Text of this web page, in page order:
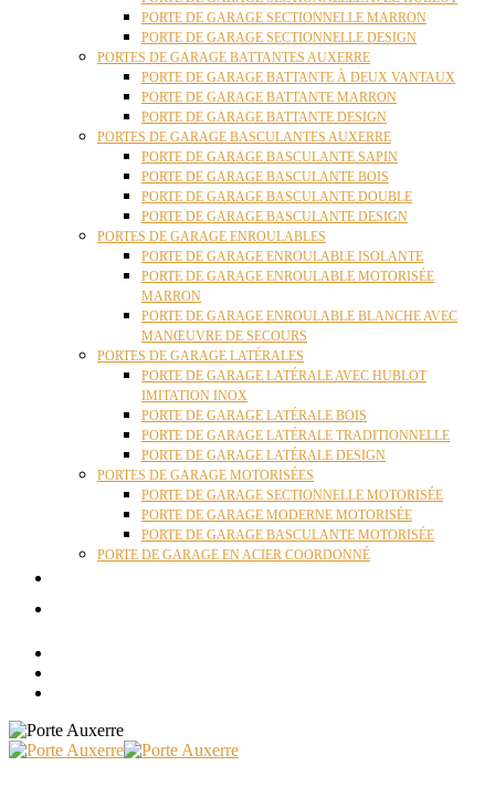
PORTE DE GARAGE SECTIONNELLE MARRON
PORTE DE GARAGE SECTIONNELLE DESIGN
PORTES DE GARAGE BATTANTES AUXERRE
PORTE DE GARAGE BATTANTE À DEUX VANTAUX
PORTE DE GARAGE BATTANTE MARRON
PORTE DE GARAGE BATTANTE DESIGN
PORTES DE GARAGE BASCULANTES AUXERRE
PORTE DE GARAGE BASCULANTE SAPIN
PORTE DE GARAGE BASCULANTE BOIS
PORTE DE GARAGE BASCULANTE DOUBLE
PORTE DE GARAGE BASCULANTE DESIGN
PORTES DE GARAGE ENROULABLES
PORTE DE GARAGE ENROULABLE ISOLANTE
PORTE DE GARAGE ENROULABLE MOTORISÉE
MARRON
PORTE DE GARAGE ENROULABLE BLANCHE AVEC
MANŒUVRE DE SECOURS
PORTES DE GARAGE LATÉRALES
PORTE DE GARAGE LATÉRALE AVEC HUBLOT
IMITATION INOX
PORTE DE GARAGE LATÉRALE BOIS
PORTE DE GARAGE LATÉRALE TRADITIONNELLE
PORTE DE GARAGE LATÉRALE DESIGN
PORTES DE GARAGE MOTORISÉES
PORTE DE GARAGE SECTIONNELLE MOTORISÉE
PORTE DE GARAGE MODERNE MOTORISÉE
PORTE DE GARAGE BASCULANTE MOTORISÉE
PORTE DE GARAGE EN ACIER COORDONNÉ